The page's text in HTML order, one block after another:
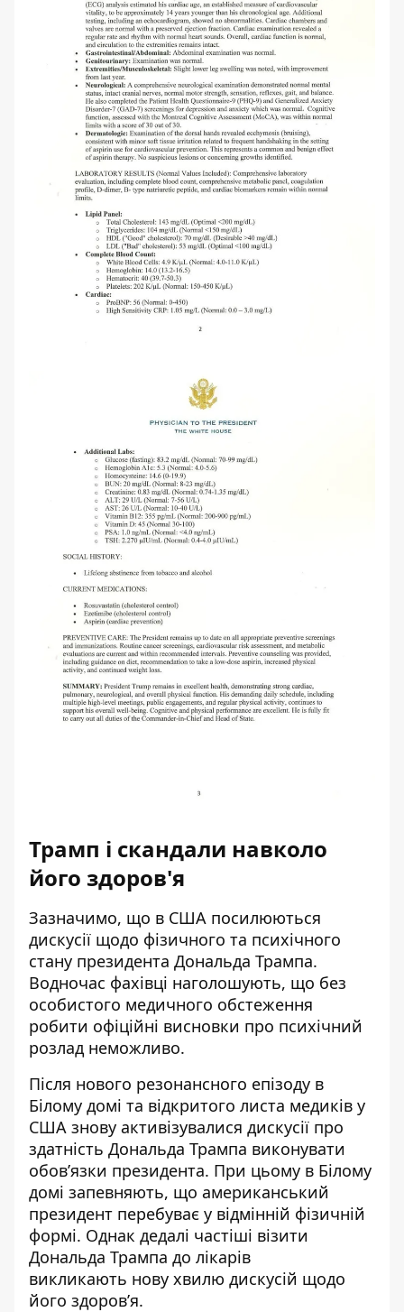
Трамп і скандали навколо
його здоров'я
Зазначимо, що в США посилюються
дискусії щодо фізичного та психічного
стану президента Дональда Трампа.
Водночас фахівці наголошують, що без
особистого медичного обстеження
робити офіційні висновки про психічний
розлад неможливо.
Після нового резонансного епізоду в
Білому домі та відкритого листа медиків у
США знову активізувалися дискусії про
здатність Дональда Трампа виконувати
обов’язки президента. При цьому в Білому
домі запевняють, що американський
президент перебуває у відмінній фізичній
формі. Однак дедалі частіші візити
Дональда Трампа до лікарів
викликають нову хвилю дискусій щодо
його здоров’я.